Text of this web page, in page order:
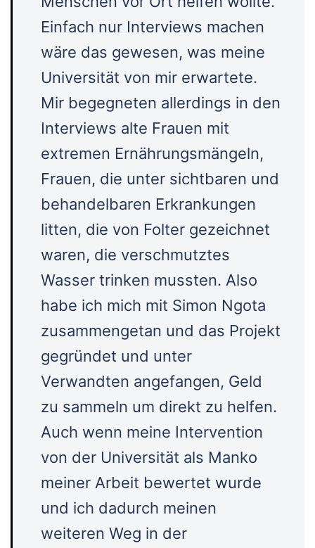
Einfach nur Interviews machen
wäre das gewesen, was meine
Universität von mir erwartete.
Mir begegneten allerdings in den
Interviews alte Frauen mit
extremen Ernährungsmängeln,
Frauen, die unter sichtbaren und
behandelbaren Erkrankungen
litten, die von Folter gezeichnet
waren, die verschmutztes
Wasser trinken mussten. Also
habe ich mich mit Simon Ngota
zusammengetan und das Projekt
gegründet und unter
Verwandten angefangen, Geld
zu sammeln um direkt zu helfen.
Auch wenn meine Intervention
von der Universität als Manko
meiner Arbeit bewertet wurde
und ich dadurch meinen
weiteren Weg in der